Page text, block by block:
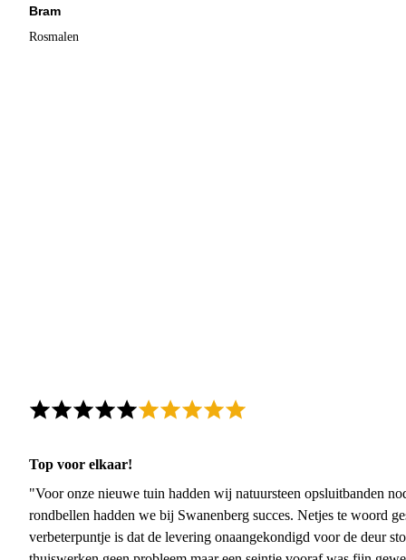
Bram
Rosmalen
Top voor elkaar!
"Voor onze nieuwe tuin hadden wij natuursteen opsluitbanden
rondbellen hadden we bij Swanenberg succes. Netjes te woord
verbeterpuntje is dat de levering onaangekondigd voor de deur